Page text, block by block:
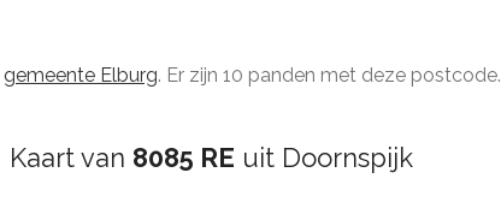
gemeente Elburg. Er zijn 10 panden met deze postcode.
Kaart van 8085 RE uit Doornspijk